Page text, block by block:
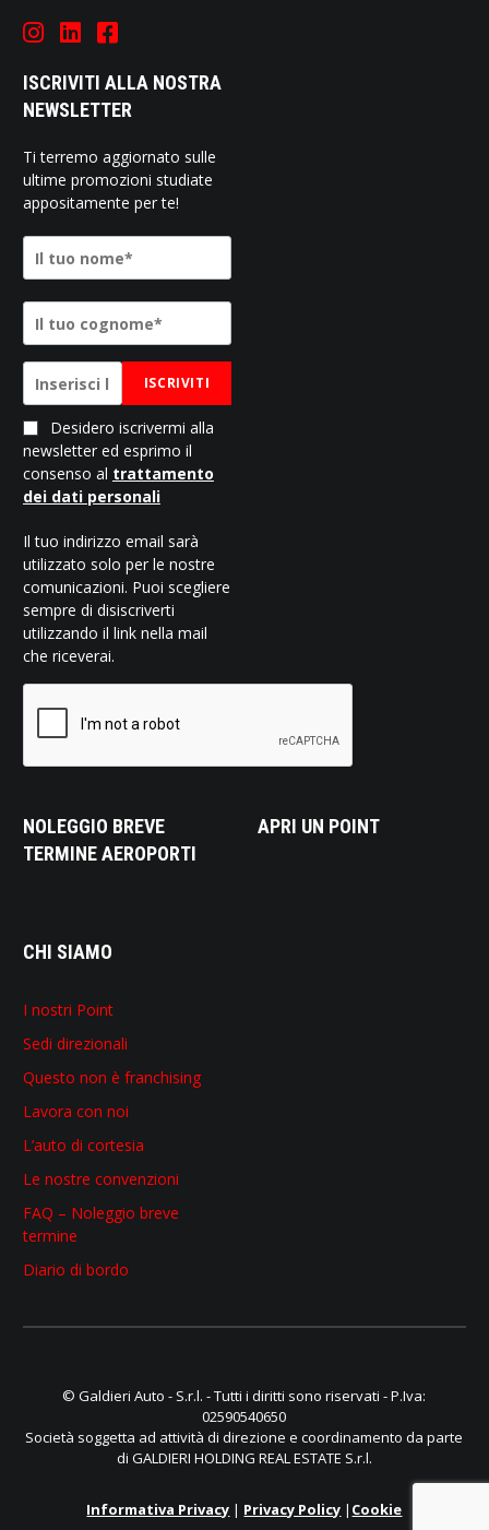
ISCRIVITI ALLA NOSTRA
NEWSLETTER
Ti terremo aggiornato sulle
ultime promozioni studiate
appositamente per te!
ISCRIVITI
Desidero iscrivermi alla
newsletter ed esprimo il
consenso al trattamento
dei dati personali
Il tuo indirizzo email sarà
utilizzato solo per le nostre
comunicazioni. Puoi scegliere
sempre di disiscriverti
utilizzando il link nella mail
che riceverai.
NOLEGGIO BREVE
TERMINE AEROPORTI
APRI UN POINT
CHI SIAMO
I nostri Point
Sedi direzionali
Questo non è franchising
Lavora con noi
L’auto di cortesia
Le nostre convenzioni
FAQ – Noleggio breve
termine
Diario di bordo
© Galdieri Auto - S.r.l. - Tutti i diritti sono riservati - P.Iva:
02590540650
Società soggetta ad attività di direzione e coordinamento da parte
di GALDIERI HOLDING REAL ESTATE S.r.l.
Informativa Privacy | Privacy Policy | Cookie